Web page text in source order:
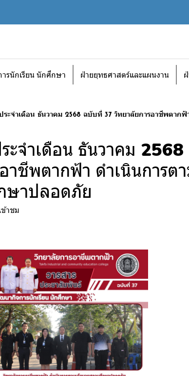
รนักเรียน นักศึกษา ฝ่ายยุทธศาสตร์และแผนงาน
ระจำเดือน ธันวาคม 2568 ฉบับที่ 37 วิทยาลัยการอาชีพตา
ะจำเดือน ธันวาคม
าชีพตากฟ้า ดำเนินการต
ษาปลอดภัย
ข้าชม